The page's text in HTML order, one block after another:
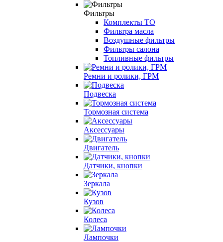
Фильтры
Комплекты ТО
Фильтра масла
Воздушные фильтры
Фильтры салона
Топливные фильтры
Ремни и ролики, ГРМ
Подвеска
Тормозная система
Аксессуары
Двигатель
Датчики, кнопки
Зеркала
Кузов
Колеса
Лампочки